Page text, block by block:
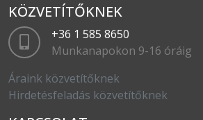
KÖZVETÍTŐKNEK
+36 1 585 8650
Munkanapokon 9-16 óráig
Áraink közvetítőknek
Hirdetésfeladás közvetítőknek